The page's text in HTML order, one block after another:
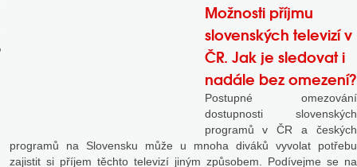
Možnosti příjmu
slovenských televizí v
ČR. Jak je sledovat i
nadále bez omezení?
Postupné omezování
dostupnosti slovenských
programů v ČR a českých
programů na Slovensku může u mnoha diváků vyvolat potřebu
zajistit si příjem těchto televizí jiným způsobem. Podívejme se na